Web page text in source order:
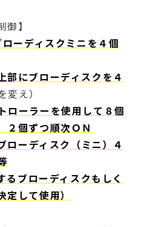
】
ーディスクミニを４個
部にブローディスクを４
変え）
ローラーを使用して８個
２個ずつ順次ＯＮ
ローディスク（ミニ）４
るブローディスクもしく
して使用）